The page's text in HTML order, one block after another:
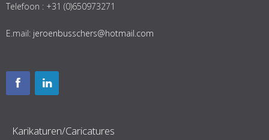
Telefoon : +31 (0)650973271
E.mail: jeroenbusschers@hotmail.com
Karikaturen/Caricatures